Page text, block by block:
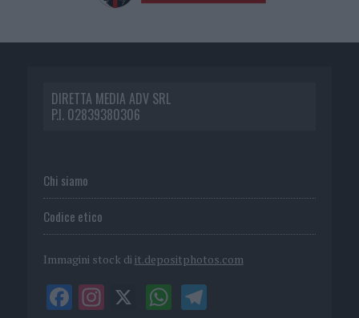
DIRETTA MEDIA ADV SRL
P.I. 02839380306
Chi siamo
Codice etico
Immagini stock di it.depositphotos.com